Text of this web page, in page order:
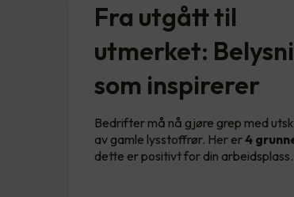
Fra utgått til
utmerket:
som inspirerer
Bedrifter må nå gjøre grep med
av gamle lysstoffrør. Her er4
dette er positivt for din arbeidsplass.